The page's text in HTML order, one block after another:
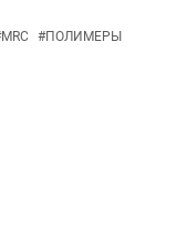
MRC #ПОЛИМЕРЫ